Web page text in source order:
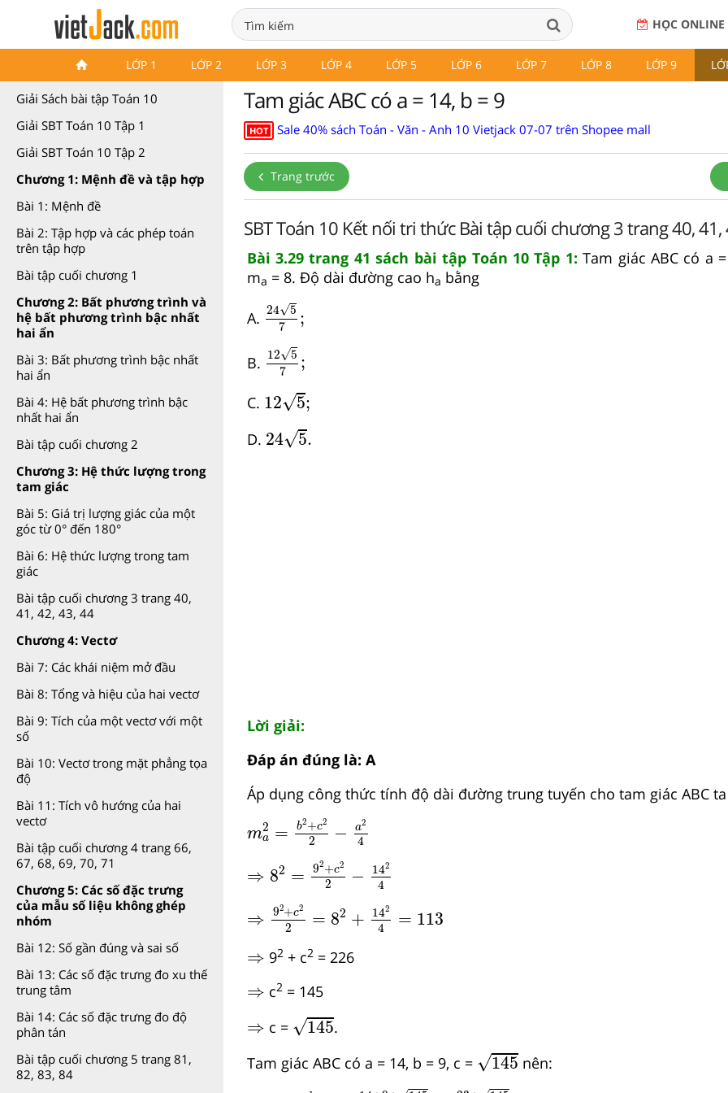
HỌC ONLINE
LỚP 1 LỚP 2 LỚP 3 LỚP 4 LỚP 5 LỚP 6 LỚP 7 LỚP 8 LỚP 9
Sách bài tập Toán 10 Kết nối
Giải Sách bài tập Toán 10
Giải SBT Toán 10 Tập 1
Giải SBT Toán 10 Tập 2
Chương 1: Mệnh đề và tập hợp
Bài 1: Mệnh đề
Bài 2: Tập hợp và các phép toán
trên tập hợp
Bài tập cuối chương 1
Chương 2: Bất phương trình và
hệ bất phương trình bậc nhất
hai ẩn
Bài 3: Bất phương trình bậc nhất
hai ẩn
Bài 4: Hệ bất phương trình bậc
nhất hai ẩn
Bài tập cuối chương 2
Chương 3: Hệ thức lượng trong
tam giác
Bài 5: Giá trị lượng giác của một
góc từ 0° đến 180°
Bài 6: Hệ thức lượng trong tam
giác
Bài tập cuối chương 3 trang 40,
41, 42, 43, 44
Chương 4: Vectơ
Bài 7: Các khái niệm mở đầu
Bài 8: Tổng và hiệu của hai vectơ
Bài 9: Tích của một vectơ với một
số
Bài 10: Vectơ trong mặt phẳng tọa
độ
Bài 11: Tích vô hướng của hai
vectơ
Bài tập cuối chương 4 trang 66,
67, 68, 69, 70, 71
Chương 5: Các số đặc trưng
của mẫu số liệu không ghép
nhóm
Bài 12: Số gần đúng và sai số
Bài 13: Các số đặc trưng đo xu thế
trung tâm
Bài 14: Các số đặc trưng đo độ
phân tán
Bài tập cuối chương 5 trang 81,
82, 83, 84
Tam giác ABC có a = 14, b = 9
HOT Sale 40% sách Toán - Văn - Anh 10 Vietjack 07-07 trên Shopee mall
Trang trước
SBT Toán 10 Kết nối tri thức Bài tập cuối chương 3 trang 40, 41,
Bài 3.29 trang 41 sách bài tập Toán 10 Tập 1:Tam giác ABC có a
ma = 8. Độ dài đường cao ha bằng
A. 24√5
7
;
24 57
B. 12√5
7
;
12 57
C. 12√5;
12 5;
D. 24√5.
24 5.
Lời giải:
Đáp án đúng là: A
Áp dụng công thức tính độ dài đường trung tuyến cho tam giác ABC
m2
a = b2+c2
2 − a2
4
ma b2 +c −a
⇒ 82 = 92+c2
2 − 142
4
2= 2+ c 22 142
⇒ 92+c2
2 = 82 + 142
4 = 113
2+ c2 82 142
⇒
⇒ 92+ c2= 226
⇒
⇒ c2= 145
⇒
⇒ c = √145
145 .
Tam giác ABC có a = 14, b = 9, c = √145
145 nên:
b +c 14+9 + 145 23+ 145